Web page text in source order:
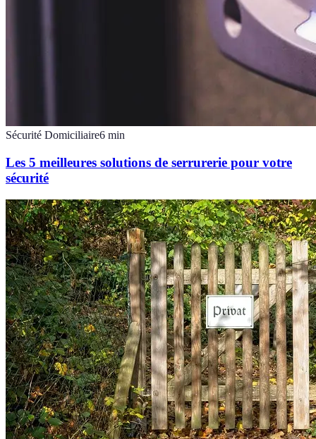
Sécurité Domiciliaire6 min
Les 5 meilleures solutions de serrurerie pour votre
sécurité